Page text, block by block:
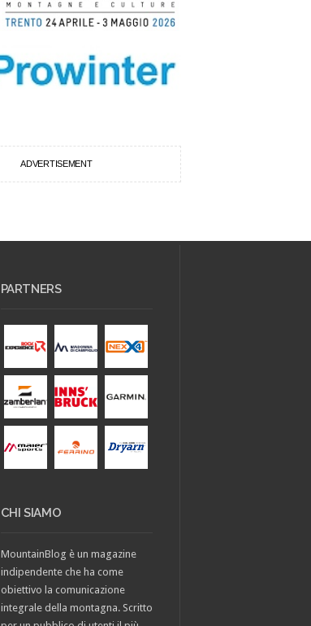
ADVERTISEMENT
PARTNERS
CHI SIAMO
MountainBlog è un magazine
indipendente che ha come
obiettivo la comunicazione
integrale della montagna. Scritto